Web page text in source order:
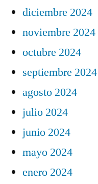
diciembre 2024
noviembre 2024
octubre 2024
septiembre 2024
agosto 2024
julio 2024
junio 2024
mayo 2024
enero 2024